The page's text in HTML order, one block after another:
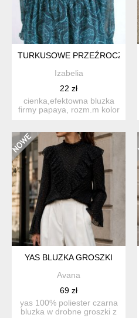
TURKUSOWE PRZEŹROCZA
Izabelia
22 zł
cienka,efektowna bluzka
firmy papaya, rozm.m kolor
YAS BLUZKA GROSZKI
Avana
69 zł
yas 100% poliester czarna
bluzka w drobne groszki z